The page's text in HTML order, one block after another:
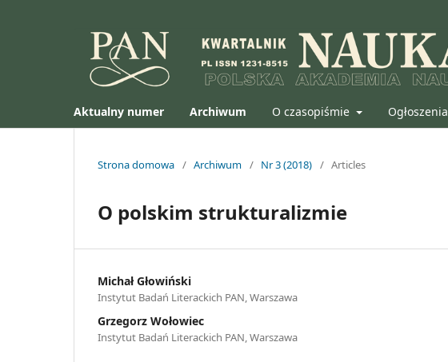
Aktualny numer Archiwum O czasopiśmie Ogłoszenia
Strona domowa / Archiwum / Nr 3 (2018) / Articles
O polskim strukturalizmie
Michał Głowiński
Instytut Badań Literackich PAN, Warszawa
Grzegorz Wołowiec
Instytut Badań Literackich PAN, Warszawa